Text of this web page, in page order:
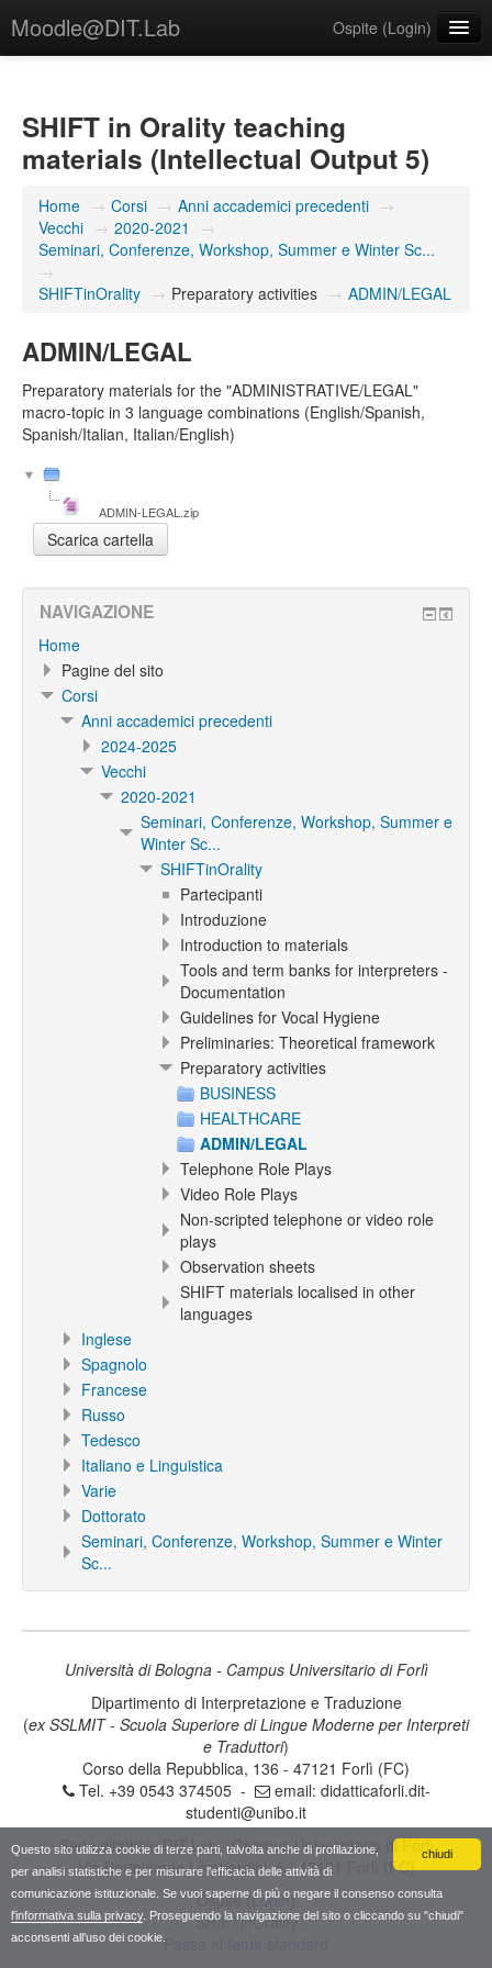
chiudi
Questo sito utilizza cookie di terze parti, talvolta anche di profilazione,
per analisi statistiche e per misurare l'efficacia delle attività di
comunicazione istituzionale. Se vuoi saperne di più o negare il consenso consulta
l'informativa sulla privacy. Proseguendo la navigazione del sito o cliccando su "chiudi"
acconsenti all'uso dei cookie.
Moodle@DIT.Lab Ospite (Login)
SHIFT in Orality teaching
materials (Intellectual Output 5)
Home → Corsi → Anni accademici precedenti →
Vecchi → 2020-2021
→
Seminari, Conferenze, Workshop, Summer e Winter Sc...
→
SHIFTinOrality → Preparatory activities → ADMIN/LEGAL
ADMIN/LEGAL
Preparatory materials for the "ADMINISTRATIVE/LEGAL"
macro-topic in 3 language combinations (English/Spanish,
Spanish/Italian, Italian/English)
ADMIN-LEGAL.zip
NAVIGAZIONE
Home
Pagine del sito
Corsi
Anni accademici precedenti
2024-2025
Vecchi
2020-2021
Seminari, Conferenze, Workshop, Summer e
Winter Sc...
SHIFTinOrality
Partecipanti
Introduzione
Introduction to materials
Tools and term banks for interpreters -
Documentation
Guidelines for Vocal Hygiene
Preliminaries: Theoretical framework
Preparatory activities
BUSINESS
HEALTHCARE
ADMIN/LEGAL
Telephone Role Plays
Video Role Plays
Non-scripted telephone or video role
plays
Observation sheets
SHIFT materials localised in other
languages
Inglese
Spagnolo
Francese
Russo
Tedesco
Italiano e Linguistica
Varie
Dottorato
Seminari, Conferenze, Workshop, Summer e Winter
Sc...
Università di Bologna - Campus Universitario di Forlì
Dipartimento di Interpretazione e Traduzione
(ex SSLMIT - Scuola Superiore di Lingue Moderne per Interpreti
e Traduttori)
Corso della Repubblica, 136 - 47121 Forlì (FC)
Tel. +39 0543 374505 -
email: didatticaforli.dit-
studenti@unibo.it
Sede ditattica: DIT.Lab - Campus Universitario di Forlì
Via Bartolomeo Lombardini, 5 - 47121 Forlì (FC)
Ospite (Login)
SHIFTinOrality
Passa al tema standard